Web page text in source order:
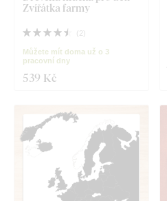
Zvířátka farmy
( 2)
Můžete mít doma už o 3
pracovní dny
539 Kč